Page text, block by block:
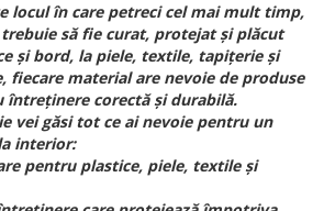
locul în care petreci cel mai mult timp,
să fie curat, protejat și plăcut
și bord, la piele, textile, tapițerie și
fiecare material are nevoie de produse
întreținere corectă și durabilă.
vei găsi tot ce ai nevoie pentru un
interior:
pentru plastice, piele, textile și